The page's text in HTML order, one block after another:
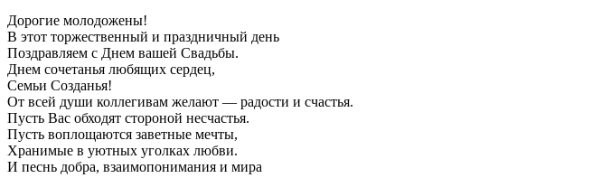
Дорогие молодожены!
В этот торжественный и праздничный день
Поздравляем с Днем вашей Свадьбы.
Днем сочетанья любящих сердец,
Семьи Созданья!
От всей души коллегивам желают — радости и счастья.
Пусть Вас обходят стороной несчастья.
Пусть воплощаются заветные мечты,
Хранимые в уютных уголках любви.
И песнь добра, взаимопонимания и мира